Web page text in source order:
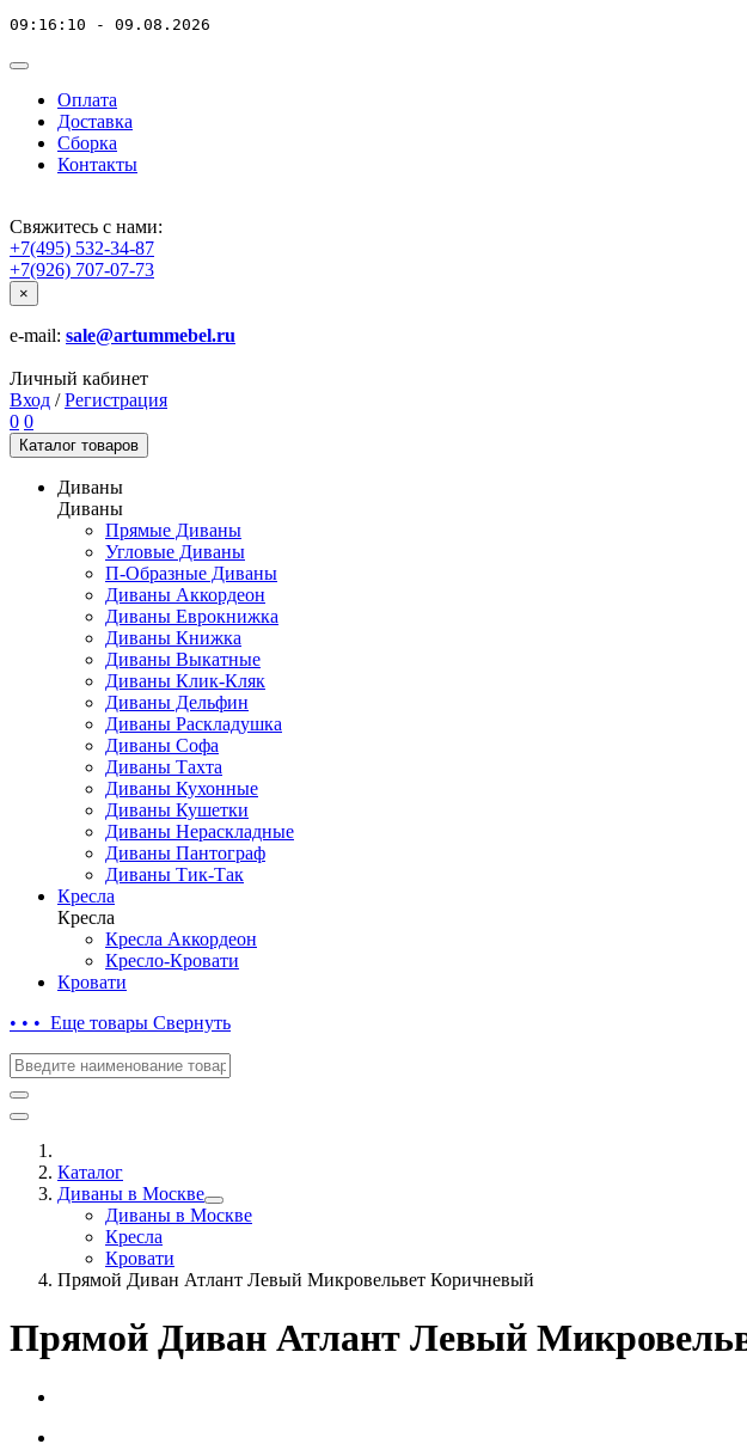
09:16:10 - 09.08.2026
Оплата
Доставка
Сборка
Контакты
Свяжитесь с нами:
+7(495) 532-34-87
+7(926) 707-07-73
×
e-mail: sale@artummebel.ru
Личный кабинет
Вход / Регистрация
0 0
Каталог товаров
Диваны
Диваны
Прямые Диваны
Угловые Диваны
П-Образные Диваны
Диваны Аккордеон
Диваны Еврокнижка
Диваны Книжка
Диваны Выкатные
Диваны Клик-Кляк
Диваны Дельфин
Диваны Раскладушка
Диваны Софа
Диваны Тахта
Диваны Кухонные
Диваны Кушетки
Диваны Нераскладные
Диваны Пантограф
Диваны Тик-Так
Кресла
Кресла
Кресла Аккордеон
Кресло-Кровати
Кровати
• • • Еще товары Свернуть
Каталог
Диваны в Москве
Диваны в Москве
Кресла
Кровати
Прямой Диван Атлант Левый Микровельвет Коричневый
Прямой Диван Атлант Левый